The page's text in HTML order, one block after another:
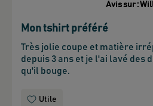
Avis sur :
Mon tshirt préféré
Très jolie coupe et matière
depuis 3 ans et je l'ai lavé des
qu'il bouge.
Utile